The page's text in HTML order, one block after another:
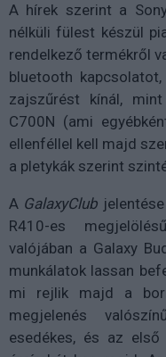
A hírek szerint a
nélküli fülest készül
rendelkező termékről
bluetooth
zajszűrést kínál,
C700N (ami
ellenféllel kell majd
a pletykák szerint
A GalaxyClub
R410-es
valójában a Galaxy
munkálatok lassan
mi rejlik majd a
megjelenés
esedékes, és az első